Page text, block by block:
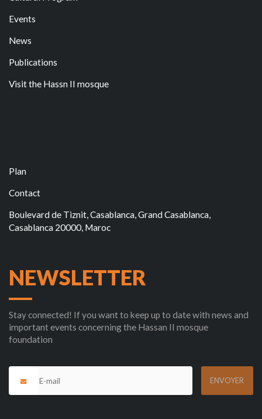
Events
News
Publications
Visit the Hassn II mosque
Plan
Contact
Boulevard de Tiznit, Casablanca, Grand Casablanca,
Casablanca 20000, Maroc
NEWSLETTER
Stay connected! If you want to keep up to date with news and
important events concerning the Hassan II mosque
foundation